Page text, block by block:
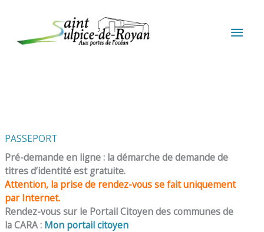
PASSEPORT
Pré-demande en ligne : la démarche de demande de
titres d’identité est gratuite.
Attention, la prise de rendez-vous se fait uniquement
par Internet.
Rendez-vous sur le Portail Citoyen des communes de
la CARA : Mon portail citoyen